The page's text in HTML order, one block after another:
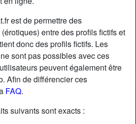
est de permettre des
entre des profils fictifs et
donc des profils fictifs. Les
sont pas possibles avec ces
peuvent également être
Afin de différencier ces
FAQ.
suivants sont exacts :
chatDiscuter !